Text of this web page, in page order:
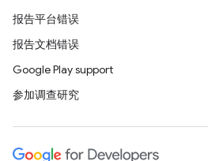
报告平台错误
报告文档错误
Google Play support
参加调查研究